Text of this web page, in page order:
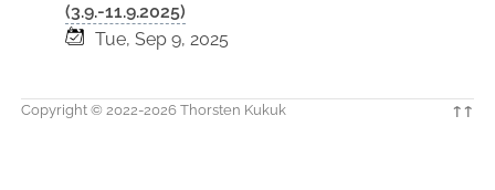
(3.9.-11.9.2025)
Tue, Sep 9, 2025
Copyright © 2022-2026 Thorsten Kukuk ↑↑